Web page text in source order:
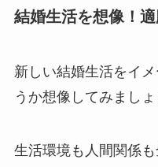
結婚生活を想像！
新しい結婚生活をイ
うか想像してみましょ
生活環境も人間関係も